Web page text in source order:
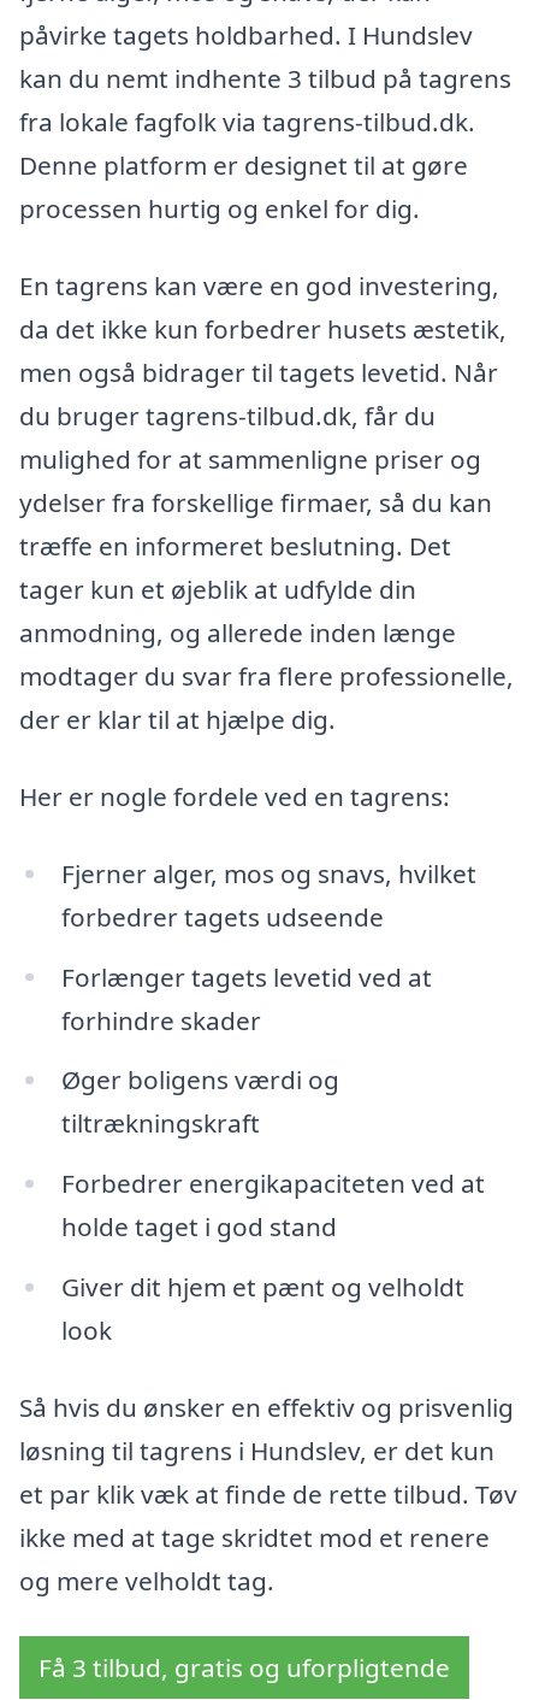
påvirke tagets holdbarhed. I Hundslev
kan du nemt indhente 3 tilbud på tagrens
fra lokale fagfolk via tagrens-tilbud.dk.
Denne platform er designet til at gøre
processen hurtig og enkel for dig.
En tagrens kan være en god investering,
da det ikke kun forbedrer husets æstetik,
men også bidrager til tagets levetid. Når
du bruger tagrens-tilbud.dk, får du
mulighed for at sammenligne priser og
ydelser fra forskellige firmaer, så du kan
træffe en informeret beslutning. Det
tager kun et øjeblik at udfylde din
anmodning, og allerede inden længe
modtager du svar fra flere professionelle,
der er klar til at hjælpe dig.
Her er nogle fordele ved en tagrens:
Fjerner alger, mos og snavs, hvilket
forbedrer tagets udseende
Forlænger tagets levetid ved at
forhindre skader
Øger boligens værdi og
tiltrækningskraft
Forbedrer energikapaciteten ved at
holde taget i god stand
Giver dit hjem et pænt og velholdt
look
Så hvis du ønsker en effektiv og prisvenlig
løsning til tagrens i Hundslev, er det kun
et par klik væk at finde de rette tilbud. Tøv
ikke med at tage skridtet mod et renere
og mere velholdt tag.
Få 3 tilbud, gratis og uforpligtende